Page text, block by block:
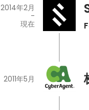
2014年2月
-
現在
2011年5月